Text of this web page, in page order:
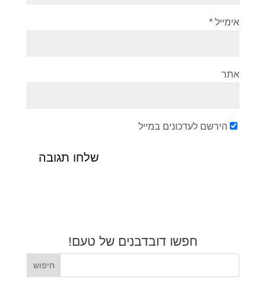
אימייל *
אתר
הירשם לעדכונים במייל
חפשו דובדבנים של טעם!